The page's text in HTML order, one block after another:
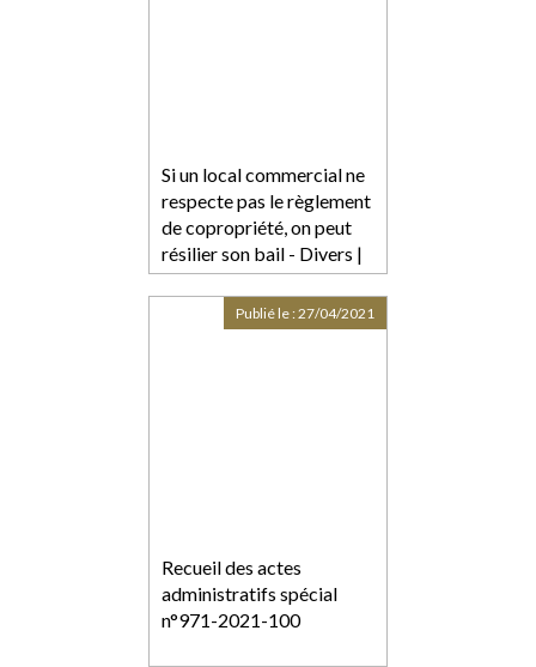
Si un local commercial ne
respecte pas le règlement
de copropriété, on peut
résilier son bail - Divers |
BFM Immo
Recueil des actes
administratifs spécial
n°971-2021-100
Publié le :27/04/2021